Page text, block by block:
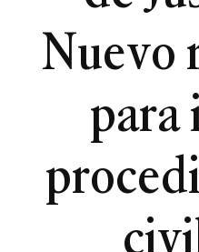
Nuevo
para